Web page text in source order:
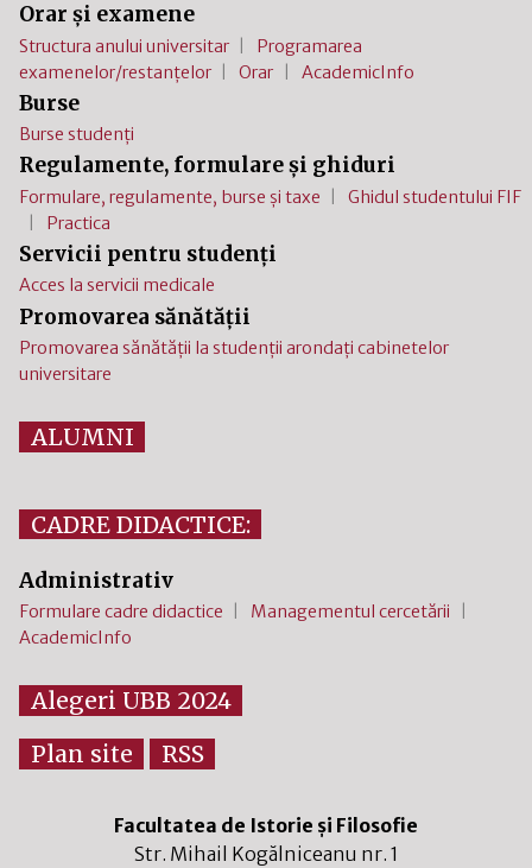
Orar și examene
Structura anului universitar
Programarea
examenelor/restanțelor
Orar AcademicInfo
Burse
Burse studenți
Regulamente, formulare și ghiduri
Formulare, regulamente, burse și taxe
Ghidul studentului FIF
Practica
Servicii pentru studenți
Acces la servicii medicale
Promovarea sănătății
Promovarea sănătății la studenții arondați cabinetelor
universitare
ALUMNI
CADRE DIDACTICE:
Administrativ
Formulare cadre didactice
Managementul cercetării
AcademicInfo
Alegeri UBB 2024
Plan site
RSS
Facultatea de Istorie și Filosofie
Str. Mihail Kogălniceanu nr. 1